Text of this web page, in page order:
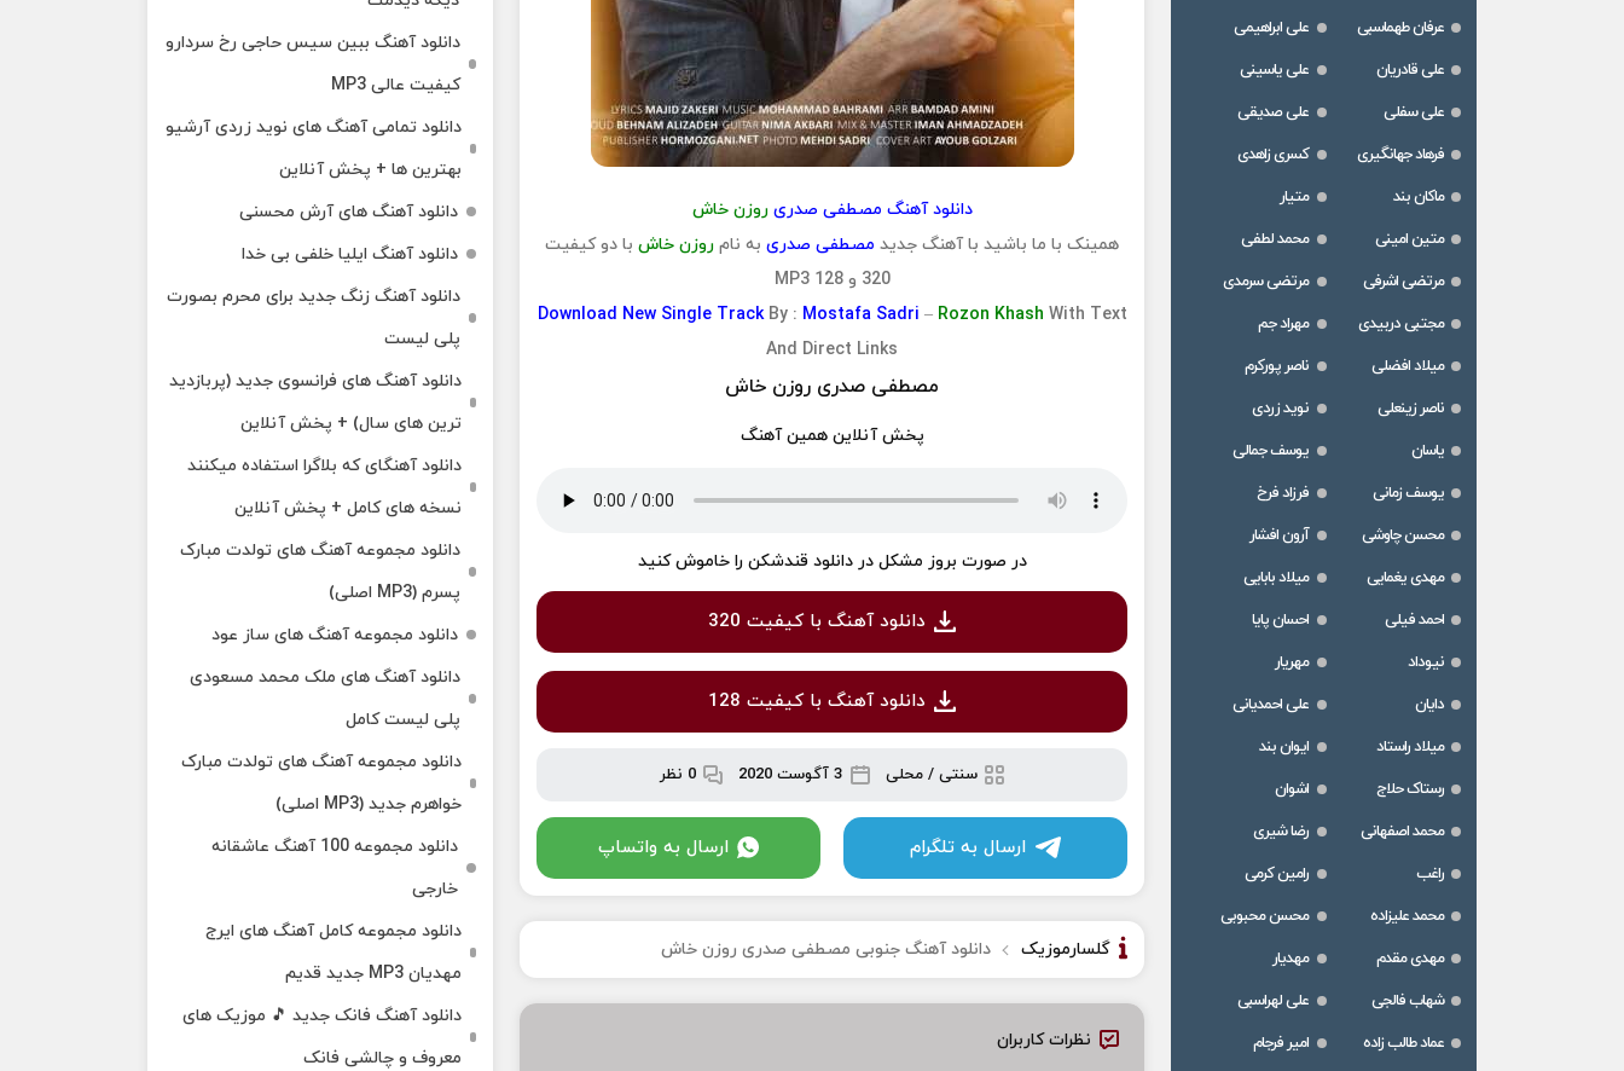
دانلود آهنگ مصطفی صدری روزن خاش
همینک با ما باشید با آهنگ جدید مصطفی صدری به نام روزن خاش با دو کیفیت
320 و 128 MP3
Download New Single Track By : Mostafa Sadri – Rozon Khash With Text
And Direct Links
مصطفی صدری روزن خاش
پخش آنلاین همین آهنگ
در صورت بروز مشکل در دانلود قندشکن را خاموش کنید
دانلود آهنگ با کیفیت 320
دانلود آهنگ با کیفیت 128
سنتی / محلی 3 آگوست 2020 0 نظر
ارسال به تلگرام ارسال به واتساپ
گلسارموزیک دانلود آهنگ جنوبی مصطفی صدری روزن خاش
نظرات کاربران
عرفان طهماسبی
علی ابراهیمی
علی قادریان
علی یاسینی
علی سفلی
علی صدیقی
فرهاد جهانگیری
کسری زاهدی
ماکان بند
متیار
متین امینی
محمد لطفی
مرتضی اشرفی
مرتضی سرمدی
مجتبی دربیدی
مهراد جم
میلاد افضلی
ناصر پورکرم
ناصر زینعلی
نوید زردی
یاسان
یوسف جمالی
یوسف زمانی
فرزاد فرخ
محسن چاوشی
آرون افشار
مهدی یغمایی
میلاد بابایی
احمد فیلی
احسان پایا
نیوداد
مهریار
دایان
علی احمدیانی
میلاد راستاد
ایوان بند
رستاک حلاج
اشوان
محمد اصفهانی
رضا شیری
راغب
رامین کرمی
محمد علیزاده
محسن محبوبی
مهدی مقدم
مهدیار
شهاب فالجی
علی لهراسبی
عماد طالب زاده
امیر فرجام
دانلود آهنگ ببین سیس حاجی رخ سردارو
کیفیت عالی MP3
دانلود تمامی آهنگ های نوید زردی آرشیو
بهترین ها + پخش آنلاین
دانلود آهنگ های آرش محسنی
دانلود آهنگ ایلیا خلفی بی خدا
دانلود آهنگ زنگ جدید برای محرم بصورت
پلی لیست
دانلود آهنگ های فرانسوی جدید (پربازدید
ترین های سال) + پخش آنلاین
دانلود آهنگای که بلاگرا استفاده میکنند
نسخه های کامل + پخش آنلاین
دانلود مجموعه آهنگ های تولدت مبارک
پسرم (MP3 اصلی)
دانلود مجموعه آهنگ های ساز عود
دانلود آهنگ های ملک‌ محمد مسعودی
پلی لیست کامل
دانلود مجموعه آهنگ های تولدت مبارک
خواهرم جدید (MP3 اصلی)
دانلود مجموعه 100 آهنگ عاشقانه
خارجی
دانلود مجموعه کامل آهنگ های ایرج
مهدیان MP3 جدید قدیم
دانلود آهنگ فانک جدید 🎵 موزیک‌ های
معروف و چالشی فانک